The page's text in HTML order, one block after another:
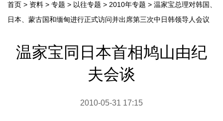
首页 > 资料 > 专题 > 以往专题 > 2010年专题 > 温家宝总理对韩国、
日本、蒙古国和缅甸进行正式访问并出席第三次中日韩领导人会议
温家宝同日本首相鸠山由纪
夫会谈
2010-05-31 17:15